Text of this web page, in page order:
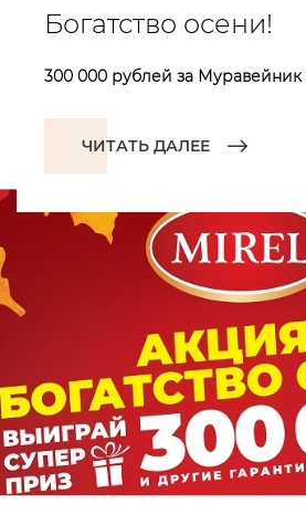
Богатство осени!
300 000 рублей за Муравейник
ЧИТАТЬ ДАЛЕЕ